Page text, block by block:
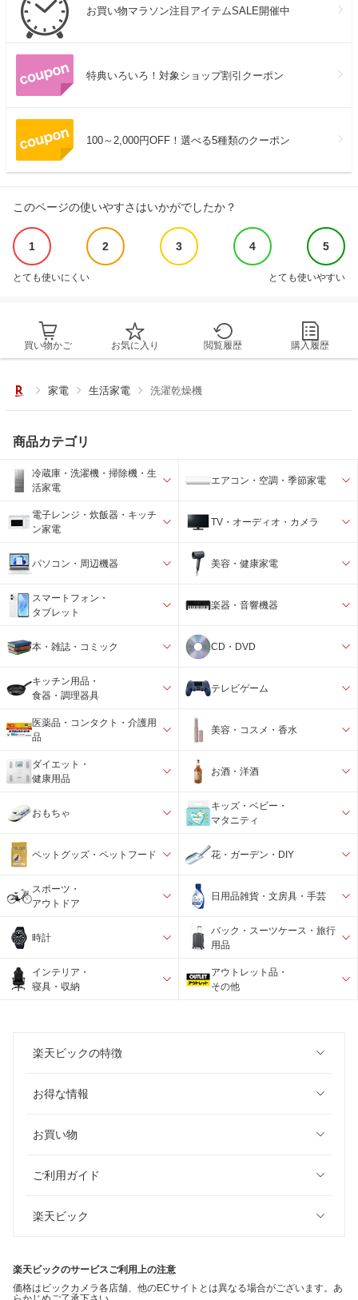
お買い物マラソン注目アイテムSALE開催中
特典いろいろ！対象ショップ割引クーポン
100～2,000円OFF！選べる5種類のクーポン
このページの使いやすさはいかがでしたか？
1 2 3 4 5
とても使いにくい とても使いやすい
買い物かご お気に入り 閲覧履歴 購入履歴
家電 生活家電 洗濯乾燥機
商品カテゴリ
冷蔵庫・洗濯機・掃除機・生
活家電
エアコン・空調・季節家電
電子レンジ・炊飯器・キッチ
ン家電
TV・オーディオ・カメラ
パソコン・周辺機器 美容・健康家電
スマートフォン・
タブレット
楽器・音響機器
本・雑誌・コミック CD・DVD
キッチン用品・
食器・調理器具
テレビゲーム
医薬品・コンタクト・介護用
品
美容・コスメ・香水
ダイエット・
健康用品
お酒・洋酒
おもちゃ
キッズ・ベビー・
マタニティ
ペットグッズ・ペットフード 花・ガーデン・DIY
スポーツ・
アウトドア
日用品雑貨・文房具・手芸
時計
バック・スーツケース・旅行
用品
インテリア・
寝具・収納
アウトレット品・
その他
楽天ビックの特徴
お得な情報
お買い物
ご利用ガイド
楽天ビック
楽天ビックのサービスご利用上の注意
価格はビックカメラ各店舗、他のECサイトとは異なる場合がございます。あ